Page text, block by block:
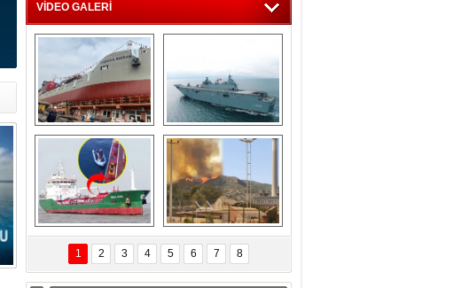
VİDEO GALERİ
Çeksan Tersanesi,
Başaran Bayrak
tankerini suya
indirdi
TCG Anadolu,
tersane teknik
seyrini tamamladı
Göçmenlerin
imdadına Türk
sahipli MINA DENIZ
yetişti
Milas’taki yangın
yeniden termik
santrallere doğru
ilerliyor
1 2 3 4 5 6 7 8